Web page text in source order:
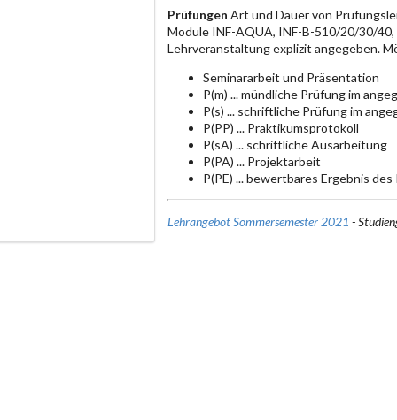
Prüfungen Art und Dauer von
Module INF-AQUA, INF-B-510/20/30/
Lehrveranstaltung explizit angegeben.
Seminararbeit und Präsentation
P(m) ... mündliche Prüfung im
P(s) ... schriftliche Prüfung im
P(PP) ... Praktikumsprotokoll
P(sA) ... schriftliche Ausarbeitung
P(PA) ... Projektarbeit
P(PE) ... bewertbares Ergebnis
Lehrangebot Sommersemester 2021 -